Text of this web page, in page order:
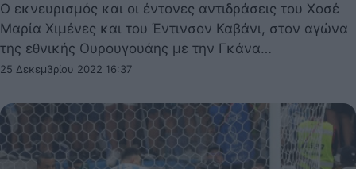
Ο εκνευρισμός και οι έντονες αντιδράσεις του Χοσέ
Μαρία Χιμένες και του Έντινσον Καβάνι, στον αγώνα
της εθνικής Ουρουγουάης με την Γκάνα…
25 Δεκεμβρίου 2022 16:37